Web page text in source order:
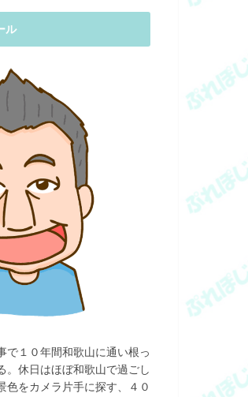
ル
で１０年間和歌山に通い根っ
。休日はほぼ和歌山で過ごし
色をカメラ片手に探す、４０